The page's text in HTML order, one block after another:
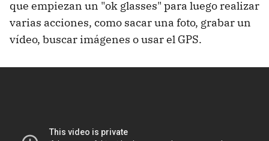
que empiezan un "ok glasses" para luego realizar
varias acciones, como sacar una foto, grabar un
vídeo, buscar imágenes o usar el GPS.